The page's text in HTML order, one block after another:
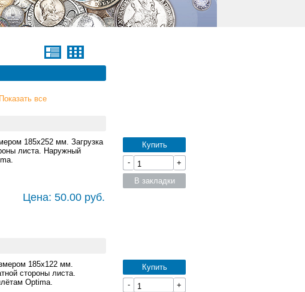
Показать все
185x252 мм. Загрузка
листа. Наружный
Цена: 50.00 руб.
Купить
-
+
В закладки
185x122 мм.
стороны листа.
Optima.
Купить
-
+